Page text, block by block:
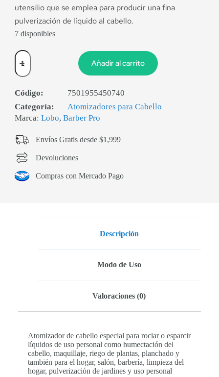
utensilio que se emplea para producir una fina
pulverización de líquido al cabello.
7 disponibles
Añadir al carrito
Código:
7501955450740
Categoría:
Atomizadores para Cabello
Marca: Lobo, Barber Pro
Envíos Gratis desde $1,999
Devoluciones
Compras con Mercado Pago
Descripción
Modo de Uso
Valoraciones (0)
Atomizador de cabello especial para rociar o esparcir
líquidos de uso personal como humectación del
cabello, maquillaje, riego de plantas, planchado y
también para el hogar, salón, barbería, limpieza del
hogar, pulverización de jardines y uso personal